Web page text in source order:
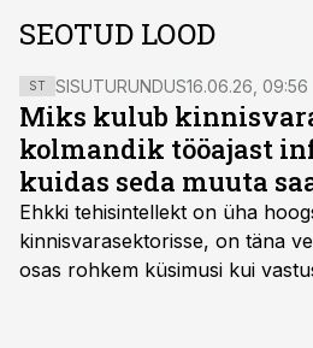
SEOTUD LOOD
ST SISUTURUNDUS16.06.26, 09:56
Miks kulub
kolmandik tööajast
kuidas seda muuta
Ehkki tehisintellekt on üha
kinnisvarasektorisse, on täna
osas rohkem küsimusi kui